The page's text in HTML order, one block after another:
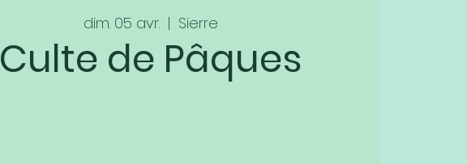
dim. 05 avr.
  |
Sierre
Culte de Pâques